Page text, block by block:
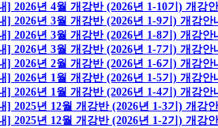
] 2026년 4월 개강반 (2026년 1-10기) 개강
] 2026년 3월 개강반 (2026년 1-9기) 개강안
] 2026년 3월 개강반 (2026년 1-8기) 개강안
] 2026년 3월 개강반 (2026년 1-7기) 개강안
] 2026년 2월 개강반 (2026년 1-6기) 개강안
] 2026년 1월 개강반 (2026년 1-5기) 개강안
] 2026년 1월 개강반 (2026년 1-4기) 개강안
] 2025년 12월 개강반 (2026년 1-3기) 개강
] 2025년 12월 개강반 (2026년 1-2기) 개강